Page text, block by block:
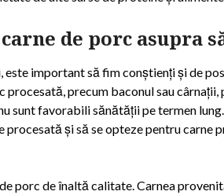
de porc asupra
este important să fim conștienți și de
procesată, precum baconul sau cârnații,
sunt favorabili sănătății pe termen
procesată și să se opteze pentru carne
porc de înaltă calitate. Carnea